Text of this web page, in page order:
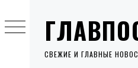
СВЕЖИЕ И ГЛАВНЫЕ
to
content